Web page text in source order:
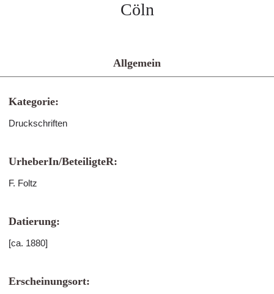
Cöln
Allgemein
Kategorie:
Druckschriften
UrheberIn/BeteiligteR:
F. Foltz
Datierung:
[ca. 1880]
Erscheinungsort: